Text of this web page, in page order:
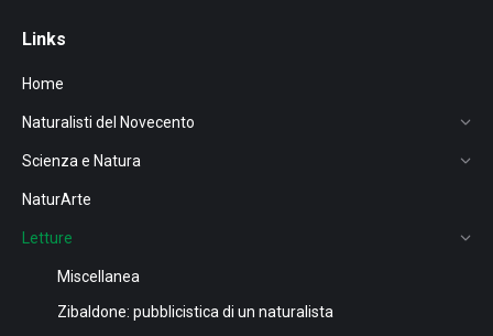
Links
Home
Naturalisti del Novecento
Scienza e Natura
NaturArte
Letture
Miscellanea
Zibaldone: pubblicistica di un naturalista